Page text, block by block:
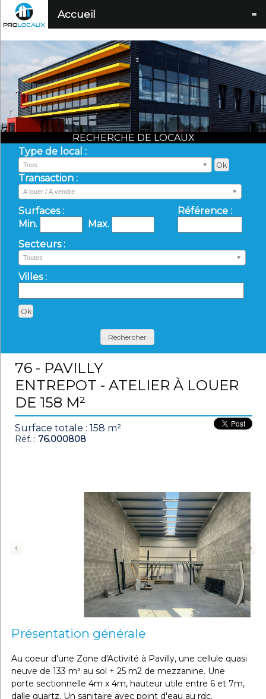
Accueil ≡
RECHERCHE DE LOCAUX
Type de local :
Tous
Transaction :
A louer / A vendre
Surfaces :
Min.
Max.
Référence :
Secteurs :
Toutes
Villes :
Rechercher
76 - PAVILLY
ENTREPOT - ATELIER À LOUER
DE 158 M²
Surface totale : 158 m²
Réf. : 76.000808
Présentation générale
Au coeur d'une Zone d'Activité à Pavilly, une cellule quasi
neuve de 133 m² au sol + 25 m2 de mezzanine. Une
porte sectionnelle 4m x 4m, hauteur utile entre 6 et 7m,
dalle quartz. Un sanitaire avec point d'eau au rdc.